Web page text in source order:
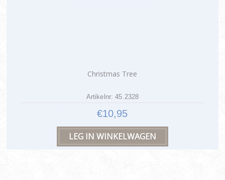
Christmas Tree
Artikelnr: 45.2328
€10,95